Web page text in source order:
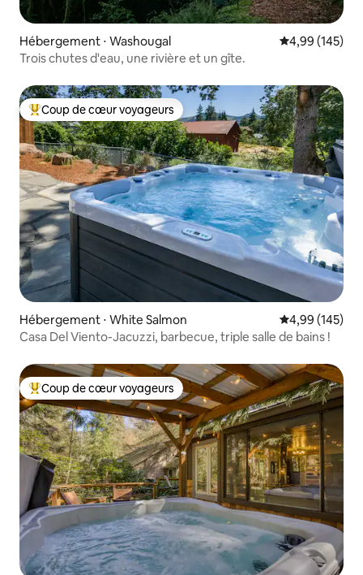
Hébergement ⋅ Washougal Évaluation
4,99 (145)
Trois chutes d'eau, une rivière et un gîte.
Coups de cœur voyageurs les plus appréciés
Coup de cœur voyageurs
Hébergement ⋅ White Salmon Évaluation
4,99 (145)
Casa Del Viento-Jacuzzi, barbecue, triple salle de bains !
Coups de cœur voyageurs les plus appréciés
Coup de cœur voyageurs